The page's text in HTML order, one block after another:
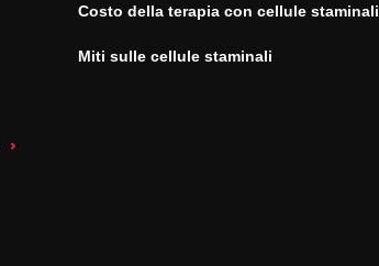
Costo della terapia con cellule staminali
Miti sulle cellule staminali